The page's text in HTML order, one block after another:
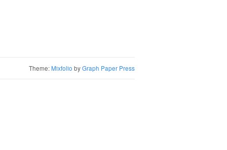
Theme:Mixfolio byGraph Paper Press